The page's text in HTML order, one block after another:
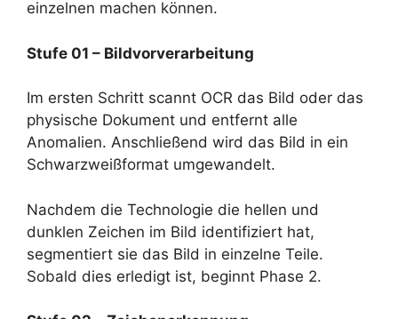
einzelnen machen können.
Stufe 01 – Bildvorverarbeitung
Im ersten Schritt scannt OCR das Bild oder das
physische Dokument und entfernt alle
Anomalien. Anschließend wird das Bild in ein
Schwarzweißformat umgewandelt.
Nachdem die Technologie die hellen und
dunklen Zeichen im Bild identifiziert hat,
segmentiert sie das Bild in einzelne Teile.
Sobald dies erledigt ist, beginnt Phase 2.